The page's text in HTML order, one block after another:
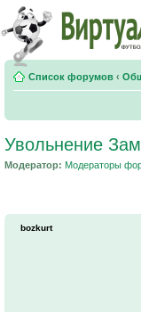
Список форумов ‹
Увольнение
Модератор: Модераторы
bozkurt